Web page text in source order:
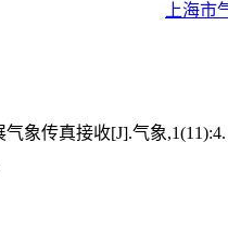
上海市
象传真接收[J].气象,1(11):4.